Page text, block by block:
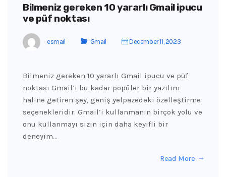
Bilmeniz gereken 10 yararlı Gmail ipucu
ve püf noktası
esmail Gmail December 11, 2023
Bilmeniz gereken 10 yararlı Gmail ipucu ve püf
noktası Gmail’i bu kadar popüler bir yazılım
haline getiren şey, geniş yelpazedeki özelleştirme
seçenekleridir. Gmail’i kullanmanın birçok yolu ve
onu kullanmayı sizin için daha keyifli bir
deneyim…
Read More